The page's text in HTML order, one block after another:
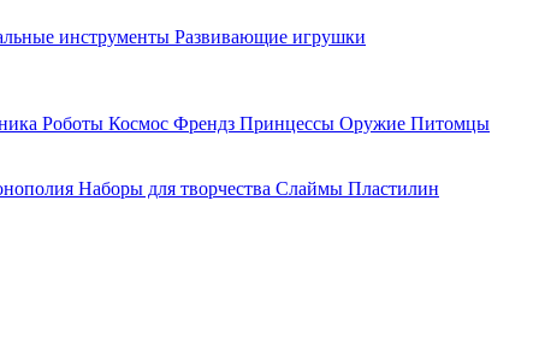
инструменты Развивающие игрушки
Роботы Космос Френдз Принцессы Оружие Питомцы
Наборы для творчества Слаймы Пластилин